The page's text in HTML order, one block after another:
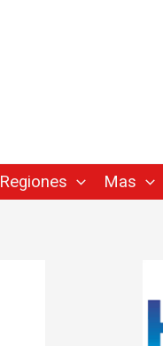
Regiones Mas